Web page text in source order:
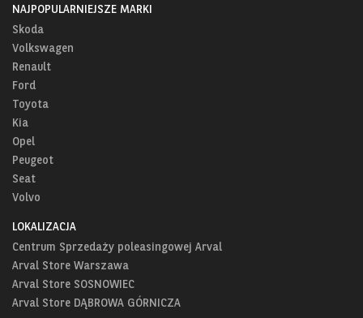
NAJPOPULARNIEJSZE MARKI
Skoda
Volkswagen
Renault
Ford
Toyota
Kia
Opel
Peugeot
Seat
Volvo
LOKALIZACJA
Centrum Sprzedaży poleasingowej Arval
Arval Store Warszawa
Arval Store SOSNOWIEC
Arval Store DĄBROWA GÓRNICZA